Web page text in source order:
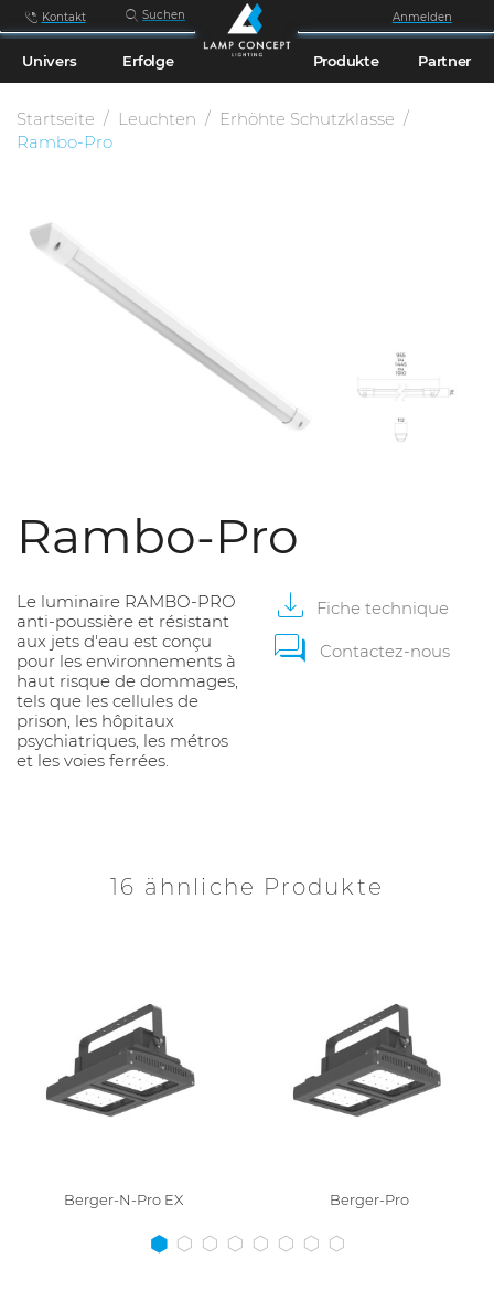
Kontakt Suchen Anmelden
Univers Erfolge Produkte Partner
Startseite Leuchten
Erhöhte Schutzklasse
Rambo-Pro
Rambo-Pro
Le luminaire RAMBO-PRO
anti-poussière et résistant
aux jets d'eau est conçu
pour les environnements à
haut risque de dommages,
tels que les cellules de
prison, les hôpitaux
psychiatriques, les métros
et les voies ferrées.
Fiche technique
Contactez-nous
16 ähnliche Produkte
Berger-N-Pro EX Berger-Pro